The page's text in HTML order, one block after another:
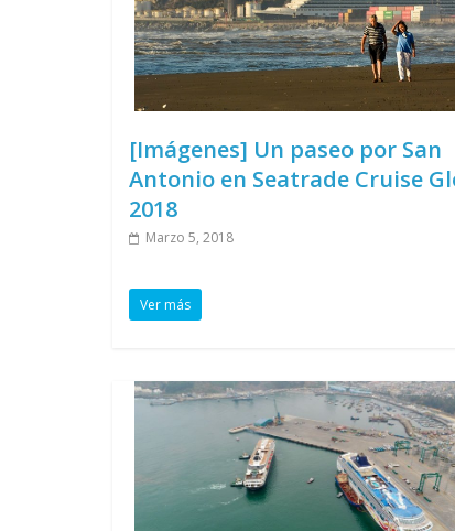
[Imágenes] Un paseo por San
Antonio en Seatrade Cruise
2018
Marzo 5, 2018
Ver más